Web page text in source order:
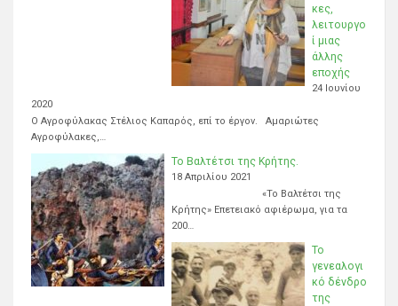
κες,
λειτουργο
ί μιας
άλλης
εποχής
24 Ιουνίου
2020
Ο Αγροφύλακας Στέλιος Καπαρός, επί το έργον. Αμαριώτες
Αγροφύλακες,…
Το Βαλτέτσι της Κρήτης.
18 Απριλίου 2021
«Το Βαλτέτσι της
Κρήτης» Επετειακό αφιέρωμα, για τα
200…
Το
γενεαλογι
κό δένδρο
της